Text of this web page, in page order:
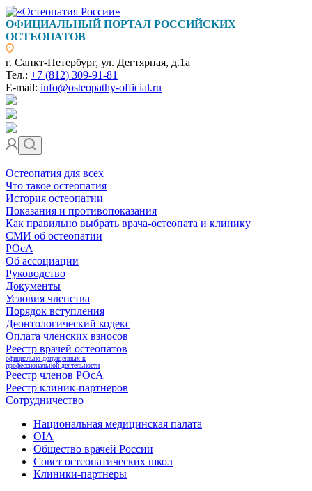
ОФИЦИАЛЬНЫЙ ПОРТАЛ РОССИЙСКИХ
ОСТЕОПАТОВ
г. Санкт-Петербург, ул. Дегтярная, д.1а
Тел.: +7 (812) 309-91-81
E-mail: info@osteopathy-official.ru
Остеопатия для всех
Что такое остеопатия
История остеопатии
Показания и противопоказания
Как правильно выбрать врача-остеопата и клинику
СМИ об остеопатии
РОсА
Об ассоциации
Руководство
Документы
Условия членства
Порядок вступления
Деонтологический кодекс
Оплата членских взносов
Реестр врачей остеопатов
официально допущенных к
профессиональной деятельности
Реестр членов РОсА
Реестр клиник-партнеров
Сотрудничество
Национальная медицинская палата
OIA
Общество врачей России
Совет остеопатических школ
Клиники-партнеры